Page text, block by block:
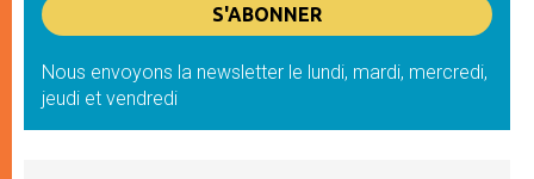
Nous envoyons la newsletter le lundi, mardi, mercredi,
jeudi et vendredi